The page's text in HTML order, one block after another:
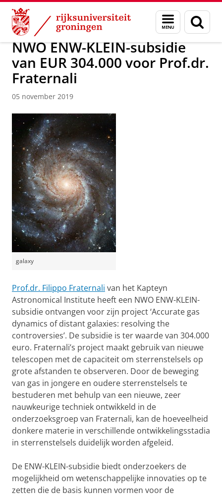
Skip
Content
Skip
Navigation
Menu
en
zoeken
Over ons Faculty of Science and Engineering Nieuws
NWO ENW-KLEIN-subsidie
van EUR 304.000 voor Prof.dr.
Fraternali
05 november 2019
galaxy
Prof.dr. Filippo Fraternali van het Kapteyn
Astronomical Institute heeft een NWO ENW-KLEIN-
subsidie ontvangen voor zijn project ‘Accurate gas
dynamics of distant galaxies: resolving the
controversies’. De subsidie is ter waarde van 304.000
euro. Fraternali’s project maakt gebruik van nieuwe
telescopen met de capaciteit om sterrenstelsels op
grote afstanden te observeren. Door de beweging
van gas in jongere en oudere sterrenstelsels te
bestuderen met behulp van een nieuwe, zeer
nauwkeurige techniek ontwikkeld in de
onderzoeksgroep van Fraternali, kan de hoeveelheid
donkere materie in verschillende ontwikkelingsstadia
in sterrenstelsels duidelijk worden afgeleid.
De ENW-KLEIN-subsidie biedt onderzoekers de
mogelijkheid om wetenschappelijke innovaties op te
zetten die de basis kunnen vormen voor de